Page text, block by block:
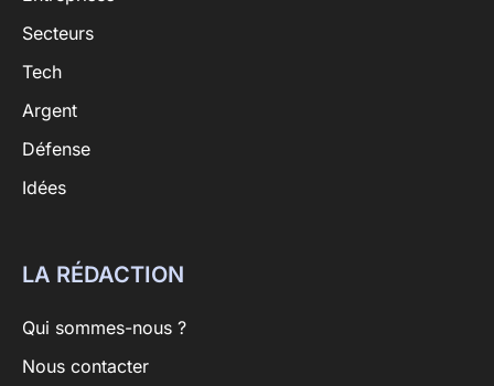
Secteurs
Tech
Argent
Défense
Idées
LA RÉDACTION
Qui sommes-nous ?
Nous contacter